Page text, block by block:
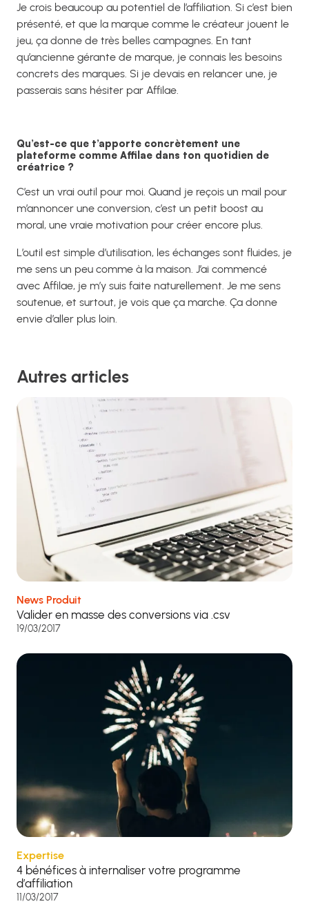
Je crois beaucoup au potentiel de l’affiliation. Si c’est bien
présenté, et que la marque comme le créateur jouent le
jeu, ça donne de très belles campagnes. En tant
qu’ancienne gérante de marque, je connais les besoins
concrets des marques. Si je devais en relancer une, je
passerais sans hésiter par Affilae.
Qu’est-ce que t’apporte concrètement une
plateforme comme Affilae dans ton quotidien de
créatrice ?
C’est un vrai outil pour moi. Quand je reçois un mail pour
m’annoncer une conversion, c’est un petit boost au
moral, une vraie motivation pour créer encore plus.
L’outil est simple d’utilisation, les échanges sont fluides, je
me sens un peu comme à la maison. J’ai commencé
avec Affilae, je m’y suis faite naturellement. Je me sens
soutenue, et surtout, je vois que ça marche. Ça donne
envie d’aller plus loin.
Autres articles
News Produit
Valider en masse des conversions via .csv
19/03/2017
Expertise
4 bénéfices à internaliser votre programme
d’affiliation
11/03/2017